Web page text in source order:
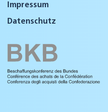
Impressum
Datenschutz